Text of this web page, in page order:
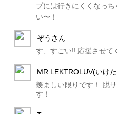
プには行きにくくなっ
い〜！
ぞうさん
す、すごい‼️ 応援させて
MR.LEKTROLUV(いけ
羨ましい限りです！ 脱
す！